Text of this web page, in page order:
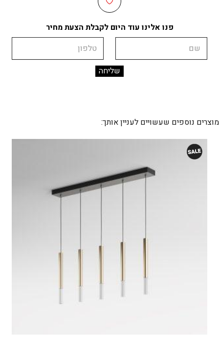
פנו אלינו עוד היום לקבלת הצעת מחיר
מוצרים נוספים שעשויים לעניין אותך: